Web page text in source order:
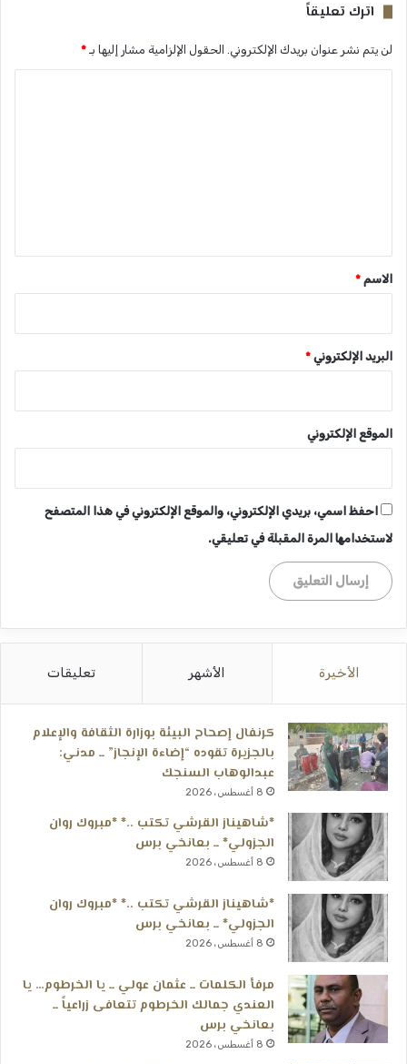
اترك تعليقاً
لن يتم نشر عنوان بريدك الإلكتروني. الحقول الإلزامية مشار إليها بـ *
*
الاسم *
البريد الإلكتروني *
الموقع الإلكتروني
احفظ اسمي، بريدي الإلكتروني، والموقع الإلكتروني في هذا المتصفح
لاستخدامها المرة المقبلة في تعليقي.
الأخيرة الأشهر تعليقات
كرنفال إصحاح البيئة بوزارة الثقافة والإعلام
بالجزيرة تقوده “إضاءة الإنجاز” ــ مدني:
عبدالوهاب السنجك
8 أغسطس، 2026
*شاهيناز القرشي تكتب ..* *مبروك روان
الجزولي* ــ بعانخي برس
8 أغسطس، 2026
*شاهيناز القرشي تكتب ..* *مبروك روان
الجزولي* ــ بعانخي برس
8 أغسطس، 2026
مرفأ الكلمات ــ عثمان عولي ــ يا الخرطوم… يا
العندي جمالك الخرطوم تتعافى زراعياً ــ
بعانخي برس
8 أغسطس، 2026